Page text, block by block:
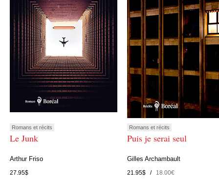
Romans et récits
Le Junk
Arthur Friso
27.95$
Romans et récits
Puis je serai seul
Gilles Archambault
21.95$ /18.00€